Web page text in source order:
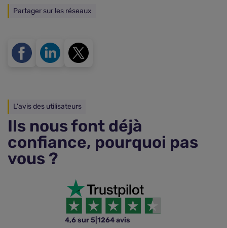
Partager sur les réseaux
L'avis des utilisateurs
Ils nous font déjà
confiance, pourquoi pas
vous ?
4,6 sur 5 1264 avis